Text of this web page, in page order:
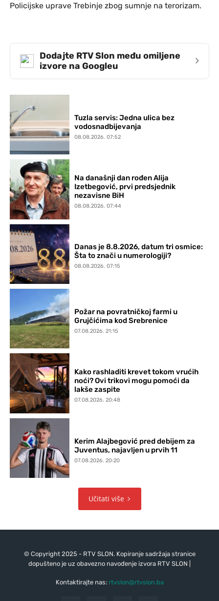
Policijske uprave Trebinje zbog sumnje na terorizam.
Dodajte RTV Slon među omiljene
izvore na Googleu
›
Tuzla servis: Jedna ulica bez
vodosnadbijevanja
08.08.2026. 07:52
Na današnji dan rođen Alija
Izetbegović, prvi predsjednik
nezavisne BiH
08.08.2026. 07:44
Danas je 8.8.2026, datum tri osmice:
Šta to znači u numerologiji?
08.08.2026. 07:15
Požar na povratničkoj farmi u
Grujčićima kod Srebrenice
07.08.2026. 21:15
Kako rashladiti krevet tokom vrućih
noći? Ovi trikovi mogu pomoći da
lakše zaspite
07.08.2026. 20:48
Kerim Alajbegović pred debijem za
Juventus, najavljen u prvih 11
07.08.2026. 20:20
Učitati više
© Copyright 2025 - RTV SLON. Kopiranje sadržaja stranice
dopušteno je uz obavezno navođenje izvora RTV SLON |
Kontaktirajte nas: rtvslon@rtvslon.ba